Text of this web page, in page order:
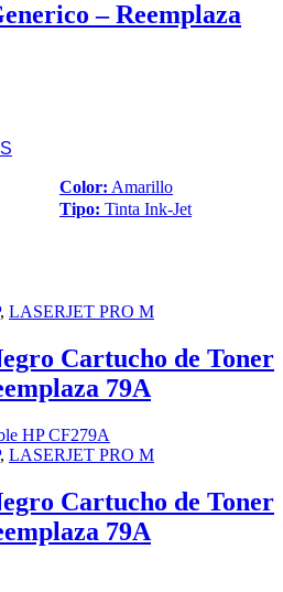
– Reemplaza
Color: Amarillo
Tipo: Tinta Ink-Jet
, LASERJET PRO M
Cartucho de Toner
79A
, LASERJET PRO M
Cartucho de Toner
79A